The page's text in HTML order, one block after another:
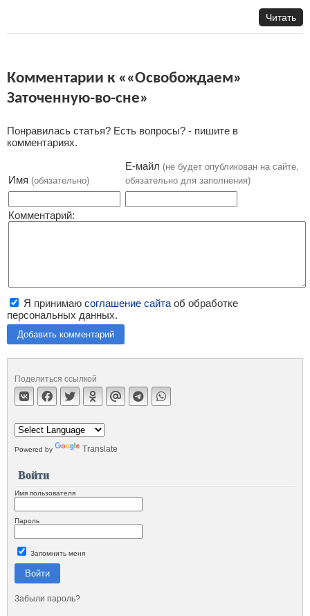
Читать
Комментарии к ««Освобождаем»
Заточенную-во-снe»
Понравилась статья? Есть вопросы? - пишите в
комментариях.
Имя (обязательно)
Е-майл (не будет опубликован на сайте,
обязательно для заполнения)
Комментарий:
Я принимаю соглашение сайта об обработке
персональных данных.
Добавить комментарий
Поделиться ссылкой
Powered by Translate
Войти
Имя пользователя
Пароль
Запомнить меня
Войти
Забыли пароль?